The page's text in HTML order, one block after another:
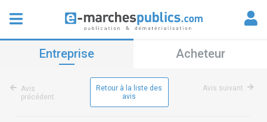
Entreprise Acheteur
Avis
précédent
Retour à la liste des
avis
Avis suivant